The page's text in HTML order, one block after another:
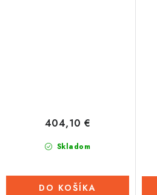
Skladom
404,10 €
DO KOŠÍKA